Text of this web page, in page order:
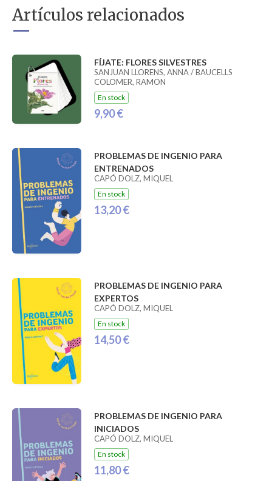
Artículos relacionados
FÍJATE: FLORES SILVESTRES
SANJUAN LLORENS, ANNA / BAUCELLS
COLOMER, RAMON
En stock
9,90 €
PROBLEMAS DE INGENIO PARA
ENTRENADOS
CAPÓ DOLZ, MIQUEL
En stock
13,20 €
PROBLEMAS DE INGENIO PARA
EXPERTOS
CAPÓ DOLZ, MIQUEL
En stock
14,50 €
PROBLEMAS DE INGENIO PARA
INICIADOS
CAPÓ DOLZ, MIQUEL
En stock
11,80 €